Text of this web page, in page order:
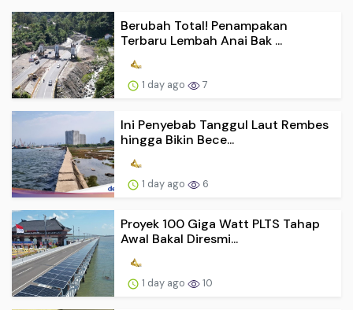
Berubah Total! Penampakan
Terbaru Lembah Anai Bak ...
1 day ago 7
Ini Penyebab Tanggul Laut Rembes
hingga Bikin Bece...
1 day ago 6
Proyek 100 Giga Watt PLTS Tahap
Awal Bakal Diresmi...
1 day ago 10